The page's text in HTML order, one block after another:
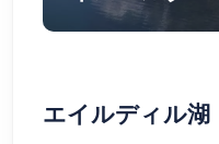
エイルディル湖